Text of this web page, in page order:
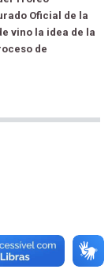
Oficial de la
vino la idea de la
de